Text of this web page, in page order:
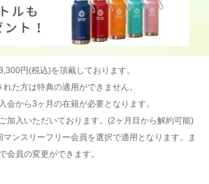
円(税込)を頂戴しております。
た方は特典の適用ができません。
会から3ヶ月 の在籍が必要となります。
加入いただいております。(2ヶ月目から解約可能)
ンスリーフリー会員を選択で適用となります。ま
会員の変更ができます。